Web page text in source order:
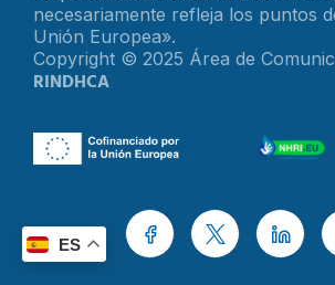
necesariamente refleja los puntos
Unión Europea».
Copyright © 2025 Área de
RINDHCA
ES